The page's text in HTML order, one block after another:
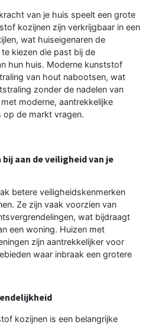
van je huis speelt een grote
kozijnen zijn verkrijgbaar in een
wat huiseigenaren de
kiezen die past bij de
hun huis. Moderne kunststof
van hout nabootsen, wat
zonder de nadelen van
moderne, aantrekkelijke
op de markt vragen.
aan de veiligheid van je
betere veiligheidskenmerken
Ze zijn vaak voorzien van
wat bijdraagt
een woning. Huizen met
zijn aantrekkelijker voor
waar inbraak een grotere
kozijnen is een belangrijke